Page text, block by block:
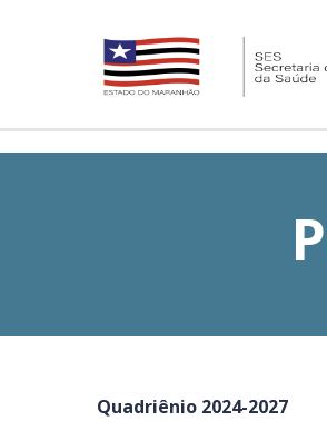
Quadriênio 2024-2027